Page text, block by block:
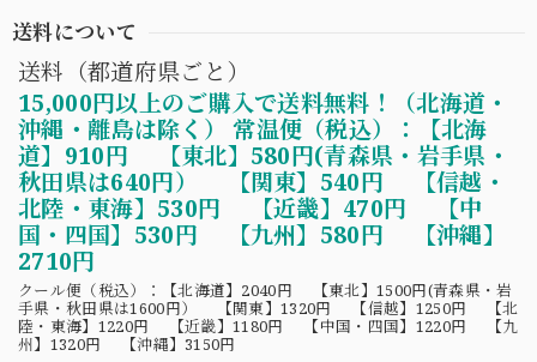
送料について
送料（都道府県ごと）
15,000円以上のご購入で送料無料！（北海道・
沖縄・離島は除く） 常温便（税込）：【北海
道】910円 【東北】580円(青森県・岩手県・
秋田県は640円） 【関東】540円 【信越・
北陸・東海】530円 【近畿】470円 【中
国・四国】530円 【九州】580円 【沖縄】
2710円
クール便（税込）：【北海道】2040円 【東北】1500円(青森県・岩
手県・秋田県は1600円） 【関東】1320円 【信越】1250円 【北
陸・東海】1220円 【近畿】1180円 【中国・四国】1220円 【九
州】1320円 【沖縄】3150円